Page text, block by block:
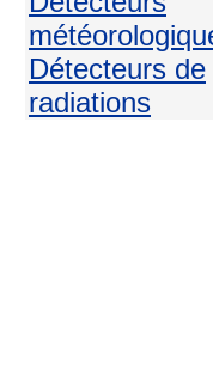
Détecteurs de
radiations